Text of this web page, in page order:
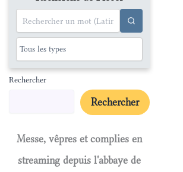
Rechercher
Rechercher
Messe, vêpres et complies en
streaming depuis l'abbaye de